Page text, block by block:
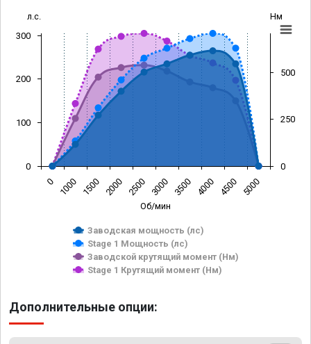
Об/мин
л.с. Нм
Заводская мощность (лс)
Stage 1 Мощность (лс)
Заводской крутящий момент (Нм)
Stage 1 Крутящий момент (Нм)
0 1000 1500 2000 2500 3000 3500 4000 4500 5000
0
100
200
300
0
250
500
Дополнительные опции: